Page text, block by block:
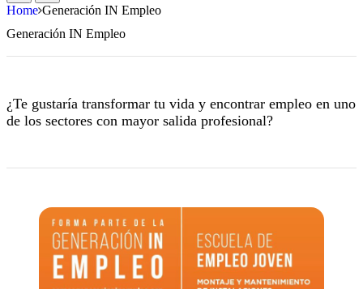
Home Generación IN Empleo
Generación IN Empleo
¿Te gustaría transformar tu vida y encontrar empleo en uno
de los sectores con mayor salida profesional?